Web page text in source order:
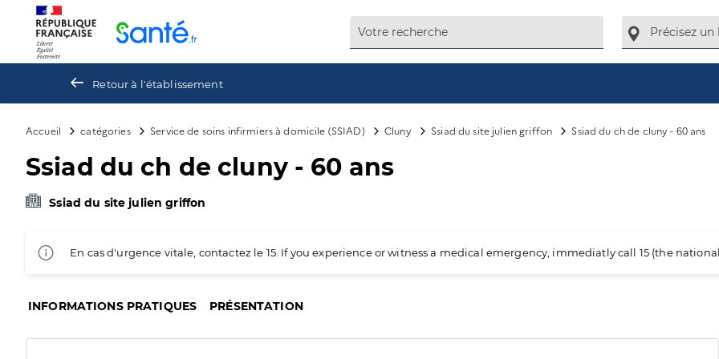
Retour à l'établissement
Accueil catégories Service de soins infirmiers à domicile (SSIAD) Cluny Ssiad du site julien griffon Ssiad du ch de cluny - 60 ans
Ssiad du ch de cluny - 60 ans
Ssiad du site julien griffon
En cas d'urgence vitale, contactez le 15. If you experience or witness a medical emergency, immediatly call 15 (the
INFORMATIONS PRATIQUES PRÉSENTATION
Panneau de gestion des cookies